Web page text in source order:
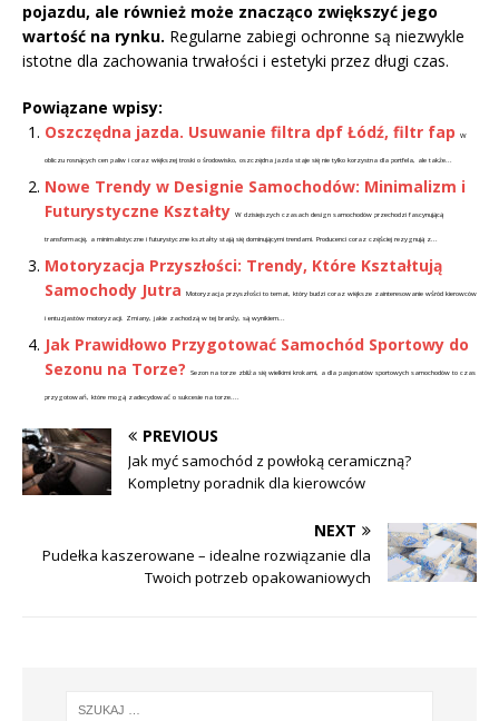
pojazdu, ale również może znacząco zwiększyć jego
wartość na rynku. Regularne zabiegi ochronne są niezwykle
istotne dla zachowania trwałości i estetyki przez długi czas.
Powiązane wpisy:
Oszczędna jazda. Usuwanie filtra dpf Łódź, filtr fap
W
obliczu rosnących cen paliw i coraz większej troski o środowisko, oszczędna jazda staje się nie tylko korzystna dla portfela, ale także...
Nowe Trendy w Designie Samochodów: Minimalizm i
Futurystyczne Kształty W dzisiejszych czasach design samochodów przechodzi fascynującą
transformację, a minimalistyczne i futurystyczne kształty stają się dominującymi trendami. Producenci coraz częściej rezygnują z...
Motoryzacja Przyszłości: Trendy, Które Kształtują
Samochody Jutra
Motoryzacja przyszłości to temat, który budzi coraz większe zainteresowanie wśród kierowców
i entuzjastów motoryzacji. Zmiany, jakie zachodzą w tej branży, są wynikiem...
Jak Prawidłowo Przygotować Samochód Sportowy do
Sezonu na Torze?
Sezon na torze zbliża się wielkimi krokami, a dla pasjonatów sportowych samochodów to czas
przygotowań, które mogą zadecydować o sukcesie na torze....
PREVIOUS
Jak myć samochód z powłoką ceramiczną?
Kompletny poradnik dla kierowców
NEXT
Pudełka kaszerowane – idealne rozwiązanie dla
Twoich potrzeb opakowaniowych